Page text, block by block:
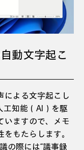
動文字起こ
による文字起こし
工知能（AI）を駆
いますので、メモ
もたらします。
の際には“議事録